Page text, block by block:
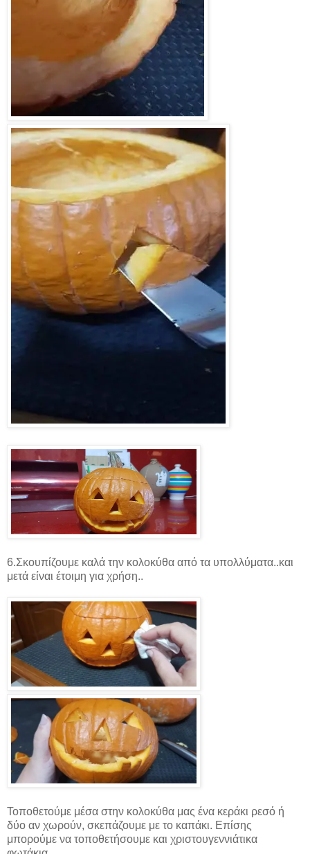
6.Σκουπίζουμε καλά την κολοκύθα από τα υπολλύματα..και
μετά είναι έτοιμη για χρήση..
Τοποθετούμε μέσα στην κολοκύθα μας ένα κεράκι ρεσό ή
δύο αν χωρούν, σκεπάζουμε με το καπάκι. Επίσης
μπορούμε να τοποθετήσουμε και χριστουγεννιάτικα